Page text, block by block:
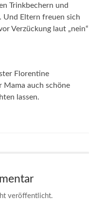
Trinkbechern und
Eltern freuen sich
Verzückung laut „nein“
Florentine
Mama auch schöne
lassen.
veröffentlicht.